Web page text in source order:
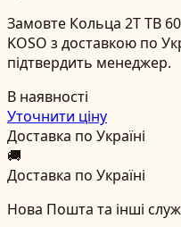
Замовте Кольца 2T TB
KOSO з доставкою по
підтвердить менеджер.
В наявності
Уточнити ціну
Доставка по Україні
🚚
Доставка по Україні
Нова Пошта та інші